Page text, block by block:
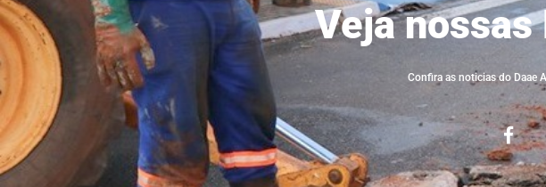
Veja
Confira as noticias do Daae